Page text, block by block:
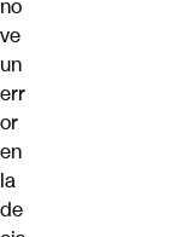
no
ve
un
err
or
en
la
de